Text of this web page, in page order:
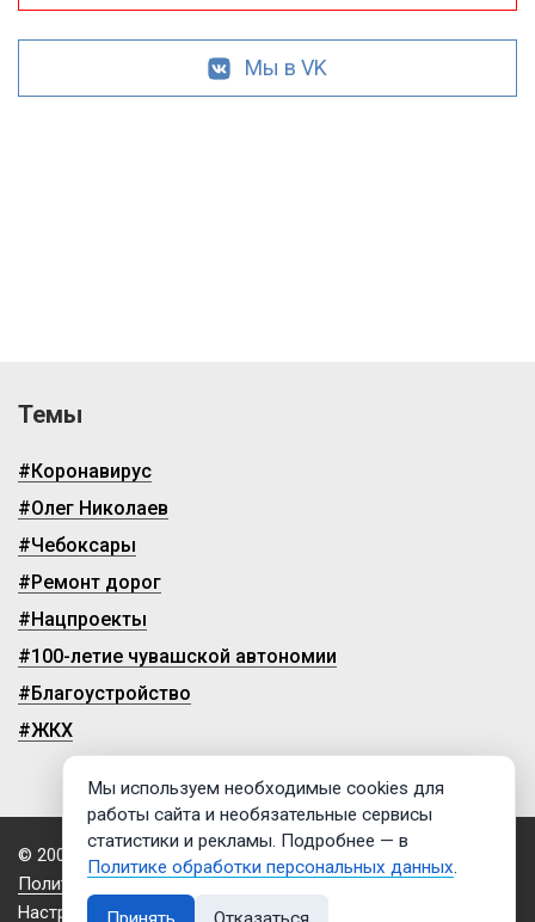
Мы в VK
Темы
#Коронавирус
#Олег Николаев
#Чебоксары
#Ремонт дорог
#Нацпроекты
#100-летие чувашской автономии
#Благоустройство
#ЖКХ
© 2009-2026, ГТРК «Чувашия»
Политика обработки персональных данных
Настройки cookies
Мы используем необходимые cookies для
работы сайта и необязательные сервисы
статистики и рекламы. Подробнее — в
Политике обработки персональных данных.